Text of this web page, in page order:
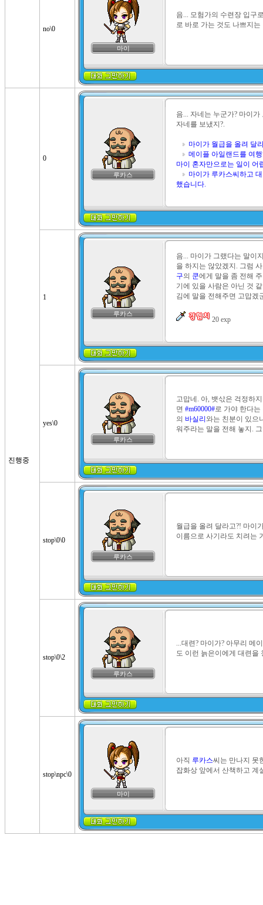
no\0
마이
음... 모험가의 수련장 입구
로 바로 가는 것도 나쁘지는
진행중
0
루카스
음... 자네는 누군가? 마이
자네를 보냈지?.
마이가 월급을 올려 달
메이플 아일랜드를 여
마이 혼자만으로는 일이
마이가 루카스씨하고
했습니다.
1
루카스
음... 마이가 그랬다는 말이
을 하지는 않았겠지. 그럼
구의 쿤에게 말을 좀 전해
기에 있을 사람은 아닌 것
김에 말을 전해주면 고맙겠
20 exp
yes\0
루카스
고맙네. 아, 뱃삯은 걱정하
면 #m60000#로 가야 한다는
의 바실리 와는 친분이 있으
워주라는 말을 전해 놓지.
stop\0\0
루카스
월급을 올려 달라고?! 마이
이름으로 사기라도 치려는
stop\0\2
루카스
...대련? 마이가? 아무리 메
도 이런 늙은이에게 대련을
stop\npc\0
마이
아직 루카스씨는 만나지 못
잡화상 앞에서 산책하고 계